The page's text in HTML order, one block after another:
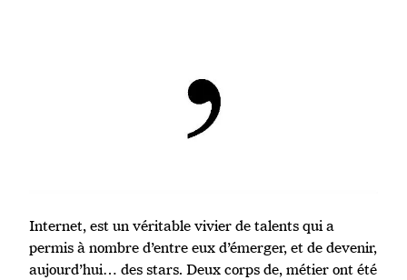
Internet, est un véritable vivier de talents qui a
permis à nombre d’entre eux d’émerger, et de devenir,
aujourd’hui… des stars. Deux corps de, métier ont été